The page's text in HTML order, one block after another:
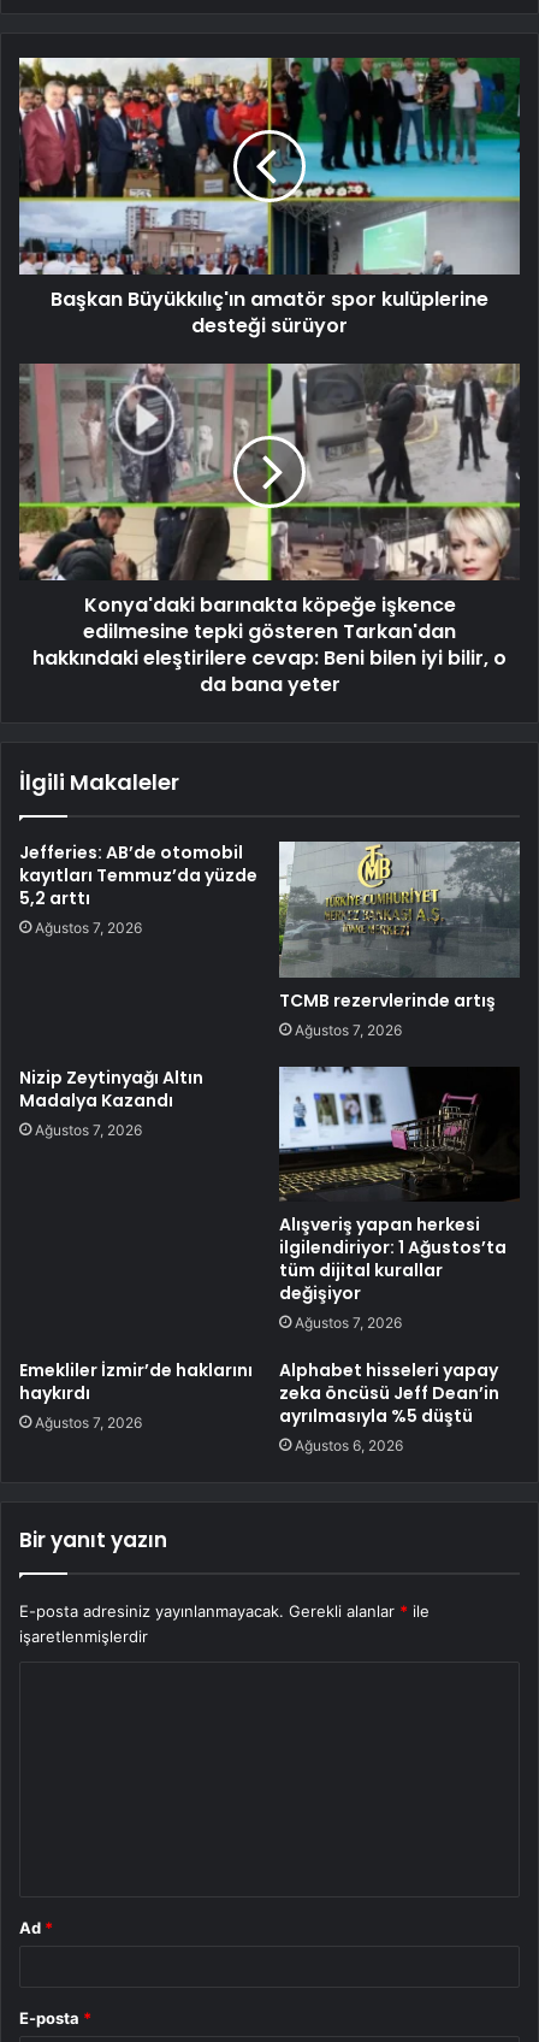
Başkan Büyükkılıç'ın amatör spor kulüplerine
desteği sürüyor
Konya'daki barınakta köpeğe işkence
edilmesine tepki gösteren Tarkan'dan
hakkındaki eleştirilere cevap: Beni bilen iyi bilir, o
da bana yeter
İlgili Makaleler
Jefferies: AB’de otomobil
kayıtları Temmuz’da yüzde
5,2 arttı
Ağustos 7, 2026
TCMB rezervlerinde artış
Ağustos 7, 2026
Nizip Zeytinyağı Altın
Madalya Kazandı
Ağustos 7, 2026
Alışveriş yapan herkesi
ilgilendiriyor: 1 Ağustos’ta
tüm dijital kurallar
değişiyor
Ağustos 7, 2026
Emekliler İzmir’de haklarını
haykırdı
Ağustos 7, 2026
Alphabet hisseleri yapay
zeka öncüsü Jeff Dean’in
ayrılmasıyla %5 düştü
Ağustos 6, 2026
Bir yanıt yazın
E-posta adresiniz yayınlanmayacak. Gerekli alanlar * ile
işaretlenmişlerdir
Ad *
E-posta *